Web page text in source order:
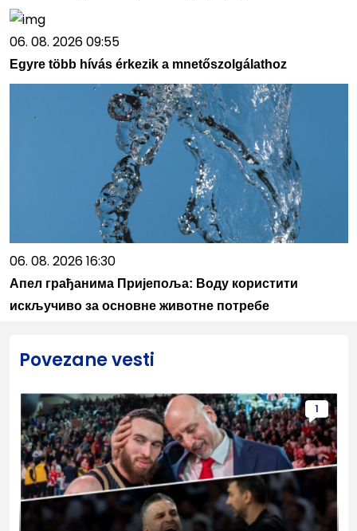
06. 08. 2026 09:55
Egyre több hívás érkezik a mnetőszolgálathoz
06. 08. 2026 16:30
Апел грађанима Пријепоља: Воду користити
искључиво за основне животне потребе
Povezane vesti
1